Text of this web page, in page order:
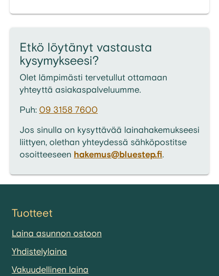
Etkö löytänyt vastausta
kysymykseesi?
Olet lämpimästi tervetullut ottamaan
yhteyttä asiakaspalveluumme.
Puh: 09 3158 7600
Jos sinulla on kysyttävää lainahakemukseesi
liittyen, olethan yhteydessä sähköpostitse
osoitteeseen hakemus@bluestep.fi.
Tuotteet
Laina asunnon ostoon
Yhdistelylaina
Vakuudellinen laina